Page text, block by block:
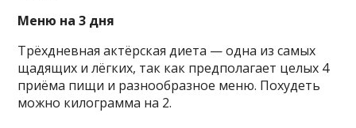
Меню на 3 дня
Трёхдневная актёрская диета — одна из самых
щадящих и лёгких, так как предполагает целых 4
приёма пищи и разнообразное меню. Похудеть
можно килограмма на 2.